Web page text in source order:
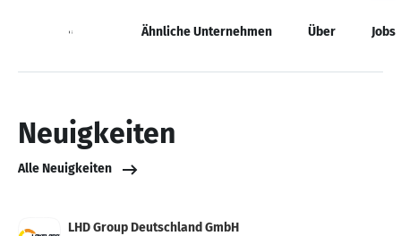
Neuigkeiten Ähnliche Unternehmen Über Jobs
Neuigkeiten
Alle Neuigkeiten
LHD Group Deutschland GmbH